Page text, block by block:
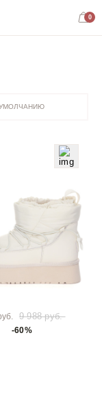
0
9 988 руб.
-60%